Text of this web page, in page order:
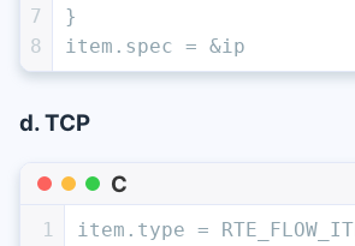
7
8
}
item.spec = &ip
d. TCP
C
1
item.type =